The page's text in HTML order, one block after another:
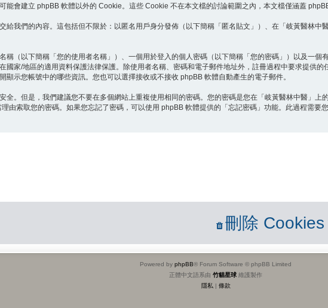
能會建立 phpBB 軟體以外的 Cookie。這些 Cookie 不在本文檔的討論範圍之內，本文檔僅涵蓋
給我們的內容。這包括但不限於：以匿名用戶身分發佈（以下簡稱「匿名貼文」）、在「岐黃醫林
稱（以下簡稱「您的使用者名稱」）、一個用於登入的個人密碼（以下簡稱「您的密碼」）以及一
國家/地區的適用資料保護法律保護。除使用者名稱、密碼和電子郵件地址外，註冊過程中要求提供
顯示您帳號中的哪些資訊。您也可以選擇接收或不接收 phpBB 軟體自動產生的電子郵件。
全。但是，我們建議您不要在多個網站上重複使用相同的密碼。您的密碼是您在「岐黃醫林中醫」上
由索取您的密碼。如果您忘記了密碼，可以使用 phpBB 軟體提供的「忘記密碼」功能。此過程需
刪除 Cookies
Powered by phpBB® Forum Software © phpBB Limited
正體中文語系由 竹貓星球 維護製作
隱私| 條款